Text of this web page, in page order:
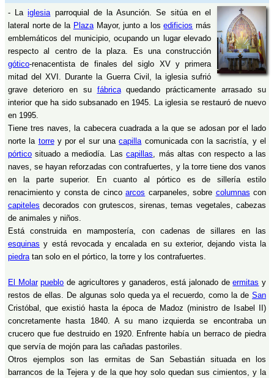
- Laiglesiaparroquial de la Asunción. Se sitúa en el
lateral norte de la PlazaMayor, junto a losedificios más
emblemáticos del municipio, ocupando un lugar elevado
respecto al centro de la plaza. Es una construcción
gótico-renacentista de finales del siglo XV y primera
mitad del XVI. Durante la Guerra Civil, la iglesia sufrió
grave deterioro en su fábricaquedando prácticamente arrasado su
interior que ha sido subsanado en 1945. La iglesia se restauró de nuevo
en 1995.
Tiene tres naves, la cabecera cuadrada a la que se adosan por el lado
norte la torrey por el sur unacapillacomunicada con la sacristía, y el
pórtico situado a mediodía. Lascapillas, más altas con respecto a las
naves, se hayan reforzadas con contrafuertes, y la torre tiene dos vanos
en la parte superior. En cuanto al pórtico es de sillería estilo
renacimiento y consta de cincoarcos carpaneles, sobre columnas con
capiteles decorados con grutescos, sirenas, temas vegetales, cabezas
de animales y niños.
Está construida en mampostería, con cadenas de sillares en las
esquinas y está revocada y encalada en su exterior, dejando vista la
piedratan solo en el pórtico, la torre y los contrafuertes.
El Molar pueblo de agricultores y ganaderos, está jalonado deermitas y
restos de ellas. De algunas solo queda ya el recuerdo, como la de San
Cristóbal, que existió hasta la época de Madoz (ministro de Isabel II)
concretamente hasta 1840. A su mano izquierda se encontraba un
crucero que fue destruido en 1920. Enfrente había un berraco de piedra
que servía de mojón para las cañadas pastoriles.
Otros ejemplos son las ermitas de San Sebastián situada en los
barrancos de la Tejera y de la que hoy solo quedan sus cimientos, y la